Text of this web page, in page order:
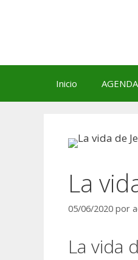
Inicio AGENDA
La
05/06/2020 por
La vida